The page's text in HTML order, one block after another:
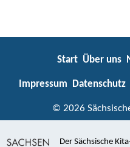
Start Über uns
Impressum Datenschutz
© 2026
Der Sächsische